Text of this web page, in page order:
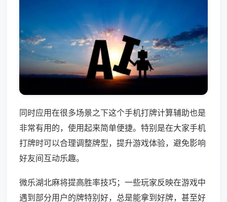
同时应用在很多场景之下这个手机打牌计算辅助也是
非常有用的，使用起来简单便捷。特别是在大家手机
打牌时可以合理调整牌型，提升游戏体验，避免影响
好友间互动乐趣。
微乐湖北麻将提高胜率技巧；一些玩家反映在游戏中
遇到部分用户的牌特别好，总是能拿到好牌，甚至好